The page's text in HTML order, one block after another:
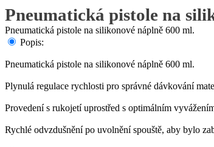
Pneumatická pistole na
Pneumatická pistole na silikonové náplně 600 ml.
Popis:
Pneumatická pistole na silikonové náplně 600 ml.
Plynulá regulace rychlosti pro správné dávkování
Provedení s rukojetí uprostřed s optimálním
Rychlé odvzdušnění po uvolnění spouště, aby bylo